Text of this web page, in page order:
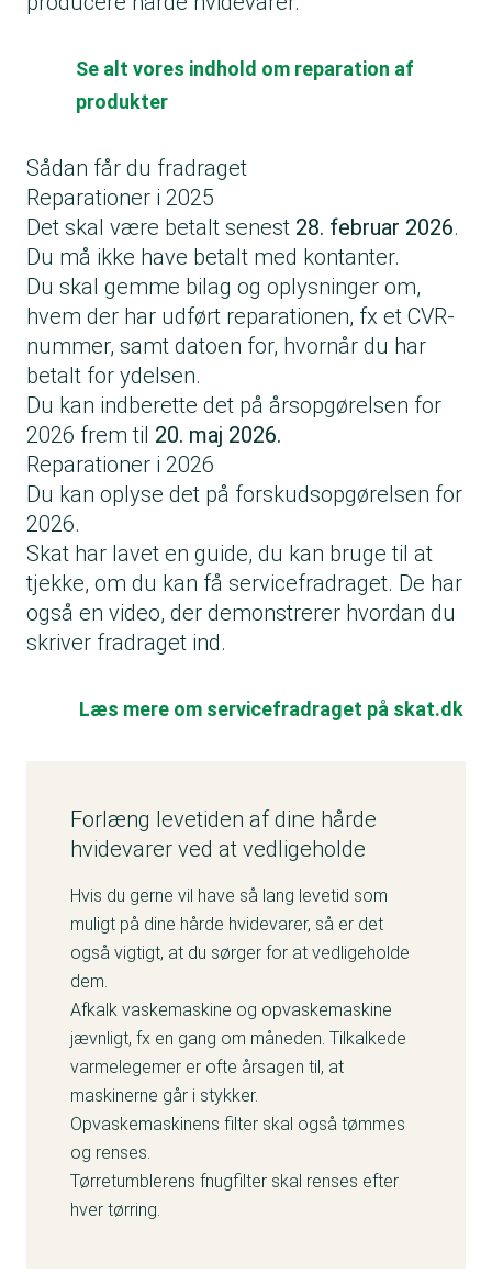
Se alt vores indhold om reparation af
produkter
Sådan får du fradraget
Reparationer i 2025
Det skal være betalt senest 28. februar 2026.
Du må ikke have betalt med kontanter.
Du skal gemme bilag og oplysninger om,
hvem der har udført reparationen, fx et CVR-
nummer, samt datoen for, hvornår du har
betalt for ydelsen.
Du kan indberette det på årsopgørelsen for
2026 frem til 20. maj 2026.
Reparationer i 2026
Du kan oplyse det på forskudsopgørelsen for
2026.
Skat har lavet en guide, du kan bruge til at
tjekke, om du kan få servicefradraget. De har
også en video, der demonstrerer hvordan du
skriver fradraget ind.
Læs mere om servicefradraget på skat.dk
Forlæng levetiden af dine hårde
hvidevarer ved at vedligeholde
Hvis du gerne vil have så lang levetid som
muligt på dine hårde hvidevarer, så er det
også vigtigt, at du sørger for at vedligeholde
dem.
Afkalk vaskemaskine og opvaskemaskine
jævnligt, fx en gang om måneden. Tilkalkede
varmelegemer er ofte årsagen til, at
maskinerne går i stykker.
Opvaskemaskinens filter skal også tømmes
og renses.
Tørretumblerens fnugfilter skal renses efter
hver tørring.